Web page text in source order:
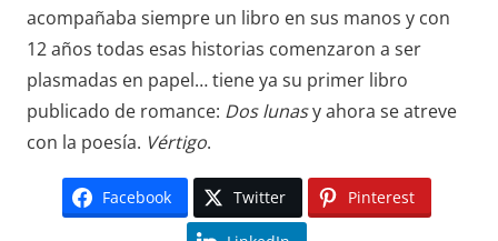
acompañaba siempre un libro en sus manos y con
12 años todas esas historias comenzaron a ser
plasmadas en papel… tiene ya su primer libro
publicado de romance: Dos lunasy ahora se atreve
con la poesía. Vértigo.
Facebook Twitter Pinterest